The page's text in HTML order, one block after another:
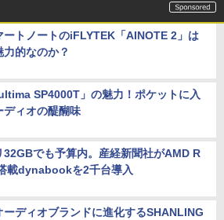
ートノートのiFLYTEK「AINOTE 2」は
力的なのか？
SP4000T」の魅力！ポケットに入
ディオの醍醐味
32GBでも予算内。産経新聞社がAMD R
載dynabookを2千台導入
ーディオブランドに進化するSHANLING